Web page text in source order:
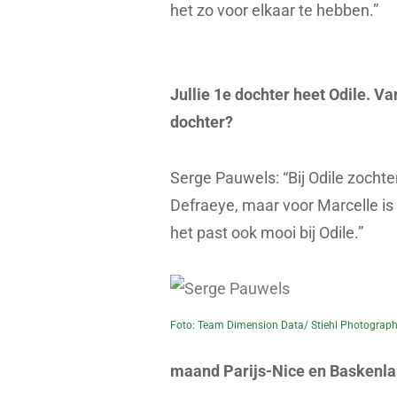
het zo voor elkaar te hebben.”
Jullie 1e dochter heet Odile.
dochter?
Serge Pauwels: “Bij Odile
Defraeye, maar voor Marcelle
het past ook mooi bij Odile.”
Foto: Team Dimension Data/ Stiehl
maand Parijs-Nice en